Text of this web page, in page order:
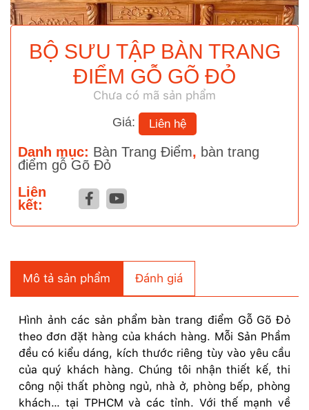
BỘ SƯU TẬP BÀN TRANG
ĐIỂM GỖ GÕ ĐỎ
Chưa có mã sản phẩm
Giá:
Liên hệ
Danh mục: Bàn Trang Điểm, bàn trang
điểm gỗ Gõ Đỏ
Liên
kết:
Mô tả sản phẩm Đánh giá
Hình ảnh các sản phẩm bàn trang điểm Gỗ Gõ Đỏ
theo đơn đặt hàng của khách hàng. Mỗi Sản Phầm
đều có kiểu dáng, kích thước riêng tùy vào yêu cầu
của quý khách hàng. Chúng tôi nhận thiết kế, thi
công nội thất phòng ngủ, nhà ở, phòng bếp, phòng
khách… tại TPHCM và các tỉnh. Với thế mạnh về